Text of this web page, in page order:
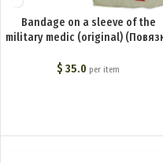
Bandage on a sleeve of the
military medic (original)
склада)) M6-040-Z
$ 35.0 per item